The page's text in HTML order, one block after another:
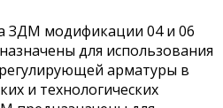
ЗДМ модификации 04 и 06
для использования
арматуры в
и технологических